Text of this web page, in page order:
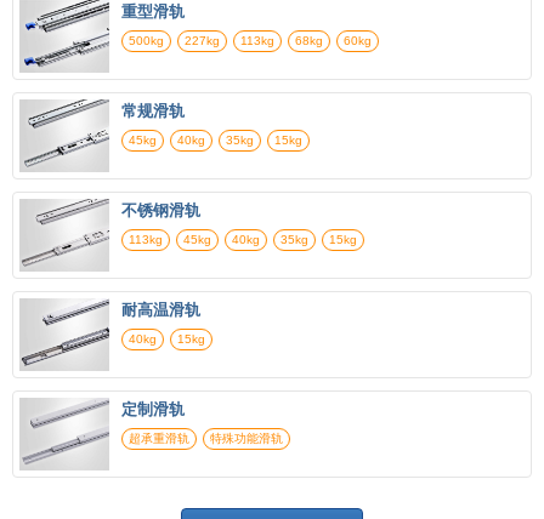
重型滑轨
500kg 227kg 113kg 68kg 60kg
常规滑轨
45kg 40kg 35kg 15kg
不锈钢滑轨
113kg 45kg 40kg 35kg 15kg
耐高温滑轨
40kg 15kg
定制滑轨
超承重滑轨 特殊功能滑轨